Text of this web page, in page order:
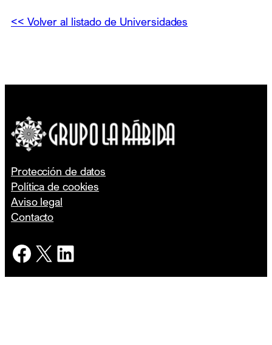
<< Volver al listado de Universidades
Protección de datos
Política de cookies
Aviso legal
Contacto
Facebook
X LinkedIn